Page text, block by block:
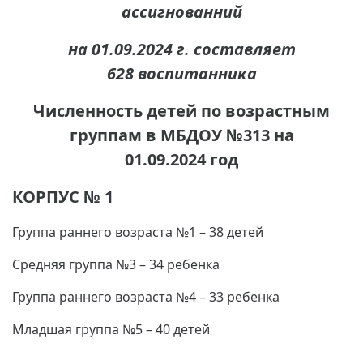
ассигнованний
на01.09.2024 г. составляет
628 воспитанника
Численность детей по возрастным
группам в МБДОУ №313 на
01.09.2024 год
КОРПУС № 1
Группа раннего возраста №1 – 38 детей
Средняя группа №3 – 34 ребенка
Группа раннего возраста №4 – 33 ребенка
Младшая группа №5 – 40 детей